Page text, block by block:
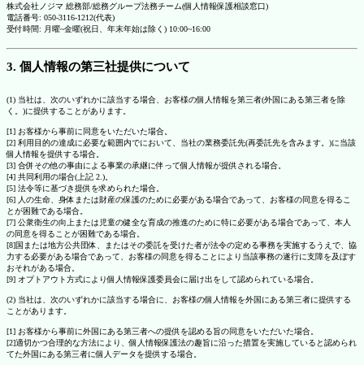
株式会社ノジマ 総務部/総務グループ法務チーム(個人情報保護相談窓口)
電話番号: 050-3116-1212(代表)
受付時間: 月曜~金曜(祝日、年末年始は除く) 10:00~16:00
3. 個人情報の第三社提供について
(1) 当社は、次のいずれかに該当する場合、お客様の個人情報を第三者(外国にある第三者を除
く。)に提供することがあります。
[1] お客様から事前に同意をいただいた場合。
[2] 利用目的の達成に必要な範囲内でにおいて、当社の業務委託先(再委託先を含みます。)に当該
個人情報を提供する場合。
[3] 合併その他の事由による事業の承継に伴って個人情報が提供される場合。
[4] 共同利用の場合(上記 2.)。
[5] 法令等に基づき提供を求められた場合。
[6] 人の生命、身体または財産の保護のために必要がある場合であって、お客様の同意を得るこ
とが困難である場合。
[7] 公衆衛生の向上または児童の健全な育成の推進のために特に必要がある場合であって、本人
の同意を得ることが困難である場合。
[8]国または地方公共団体、またはその委託を受けた者が法令の定める事務を実施するうえで、協
力する必要がある場合であって、お客様の同意を得ることにより当該事務の遂行に支障を及ぼす
おそれがある場合。
[9] オプトアウト方式により個人情報保護委員会に届け出をして認められている場合。
(2) 当社は、次のいずれかに該当する場合に、お客様の個人情報を外国にある第三者に提供する
ことがあります。
[1] お客様から事前に外国にある第三者への提供を認める旨の同意をいただいた場合。
[2]適切かつ合理的な方法により、個人情報保護法の趣旨に沿った措置を実施していると認められ
てた外国にある第三者に個人データを提供する場合。